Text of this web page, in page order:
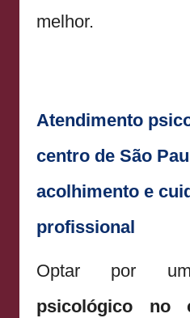
melhor.
Atendimento
centro de São
acolhimento e
profissional
Optar por
psicológico no